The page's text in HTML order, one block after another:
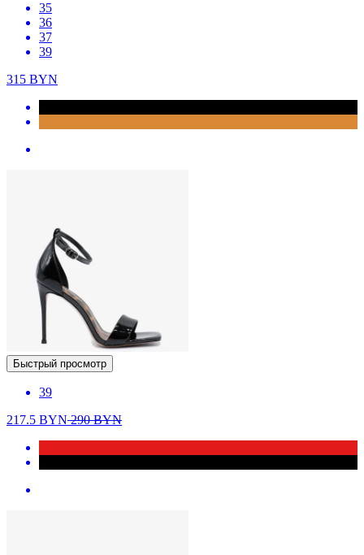
35
36
37
39
315 BYN
Быстрый просмотр
39
217.5 BYN290BYN